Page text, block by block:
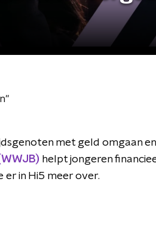
met geld omgaan
helpt jongeren
in Hi5 meer over.